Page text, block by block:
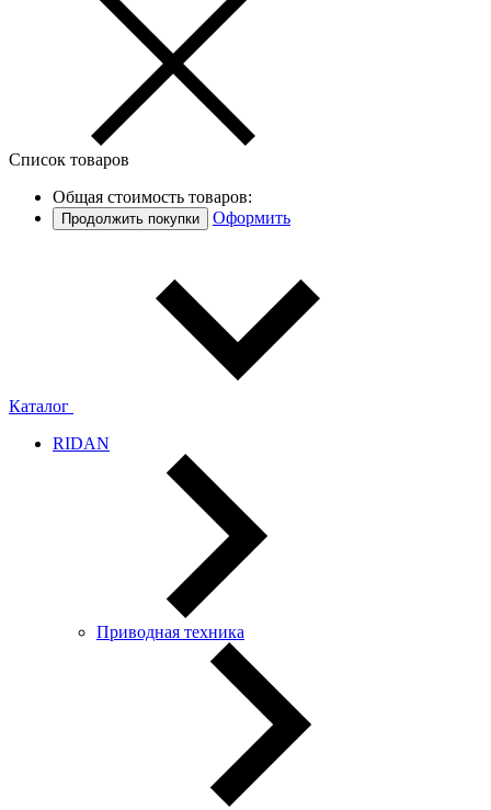
Список товаров
Общая стоимость товаров:
Продолжить покупки Оформить
Каталог
RIDAN
Приводная техника